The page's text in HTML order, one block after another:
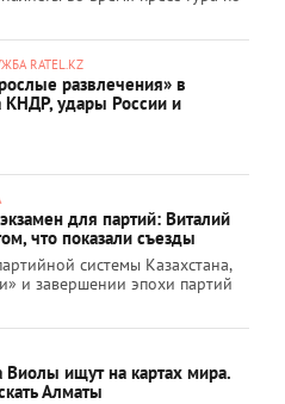
RATEL.KZ
развлечения» в
КНДР, удары России и
для партий: Виталий
что показали съезды
системы Казахстана,
и завершении эпохи партий
Виолы ищут на картах мира.
Алматы